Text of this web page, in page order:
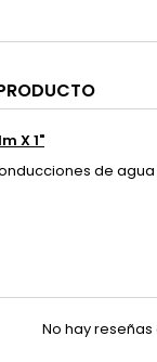
X 1"
de
No hay